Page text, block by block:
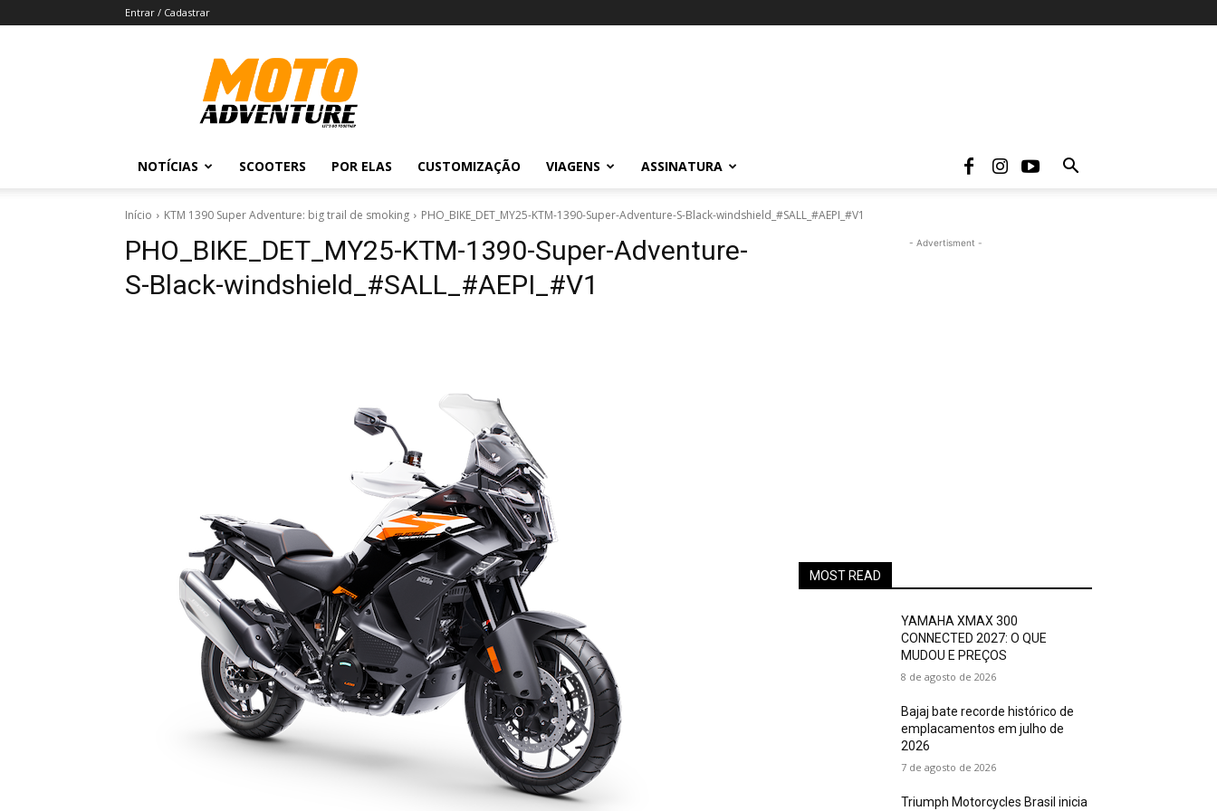
Entrar / Cadastrar
Revista
Moto
Adventure
NOTÍCIAS SCOOTERS POR ELAS CUSTOMIZAÇÃO VIAGENS ASSINATURA
Início KTM 1390 Super Adventure: big trail de smoking PHO_BIKE_DET_MY25-KTM-1390-Super-Adventure-S-Black-windshield_#SALL_#AEPI_#V1
PHO_BIKE_DET_MY25-KTM-1390-Super-Adventure-
S-Black-windshield_#SALL_#AEPI_#V1
- Advertisment -
MOST READ
YAMAHA XMAX 300
CONNECTED 2027: O QUE
MUDOU E PREÇOS
8 de agosto de 2026
Bajaj bate recorde histórico de
emplacamentos em julho de
2026
7 de agosto de 2026
Triumph Motorcycles Brasil inicia